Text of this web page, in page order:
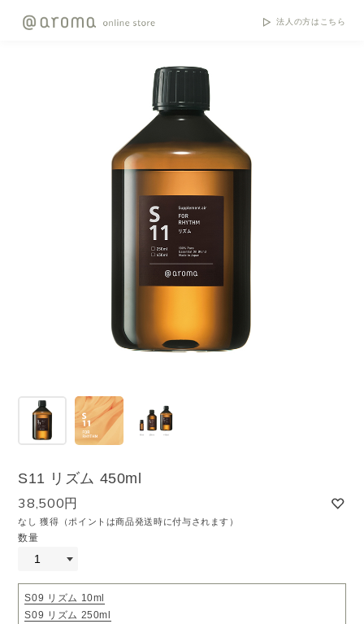
法人の方はこちら
S11 リズム 450ml
38,500円
なし 獲得（ポイントは商品発送時に付与されます）
数量
S09 リズム 10ml
S09 リズム 250ml